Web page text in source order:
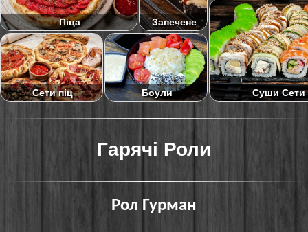
Піца Запечене
Сети піц Боули Суши Сети
Гарячі Роли
Рол Гурман